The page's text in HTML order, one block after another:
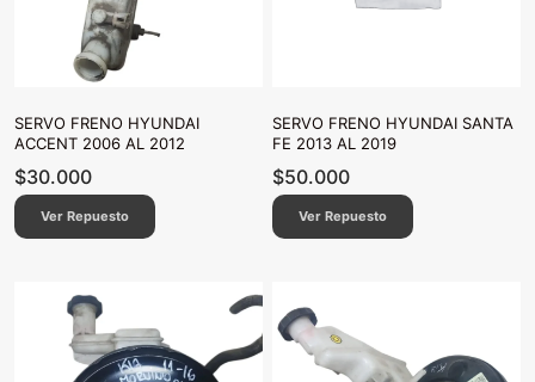
SERVO FRENO HYUNDAI
ACCENT 2006 AL 2012
$30.000
Ver Repuesto
SERVO FRENO HYUNDAI SANTA
FE 2013 AL 2019
$50.000
Ver Repuesto